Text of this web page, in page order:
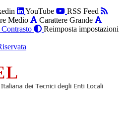
YouTube
RSS Feed
Medio
Carattere Grande
Reimposta impostazioni